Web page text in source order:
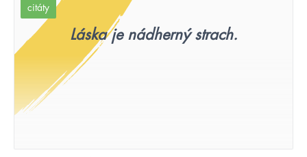
citáty
Láska je nádherný strach.